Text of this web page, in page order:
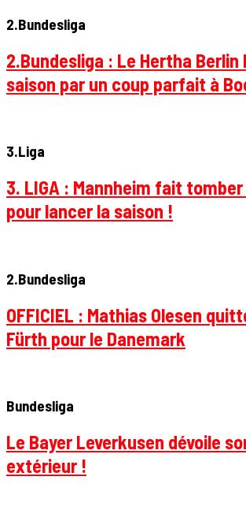
2.Bundesliga
2.Bundesliga : Le Hertha Berlin
saison par un coup parfait à
3.Liga
3. LIGA : Mannheim fait
pour lancer la saison !
2.Bundesliga
OFFICIEL : Mathias Olesen
Fürth pour le Danemark
Bundesliga
Le Bayer Leverkusen dévoile
extérieur !